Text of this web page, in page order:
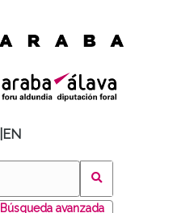
EN
Búsqueda avanzada